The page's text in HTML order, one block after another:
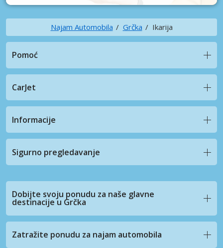
Najam Automobila Grčka Ikarija
Pomoć
CarJet
Informacije
Sigurno pregledavanje
Dobijte svoju ponudu za naše glavne
destinacije u Grčka
Zatražite ponudu za najam automobila